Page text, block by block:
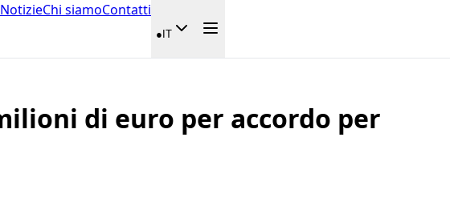
NotizieChi siamoContatti
●IT
di euro per accordo per